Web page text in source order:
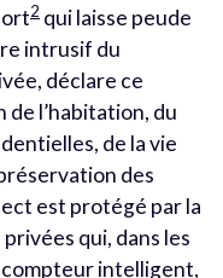
2 qui laisse peude
intrusif du
déclare ce
l’habitation, du
de la vie
des
est protégé par la
qui, dans les
compteur intelligent,